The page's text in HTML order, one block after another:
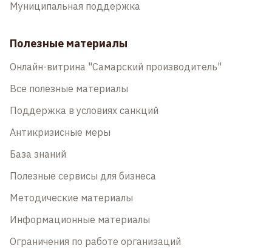
Муниципальная поддержка
Полезные материалы
Онлайн-витрина "Самарский производитель"
Все полезные материалы
Поддержка в условиях санкций
Антикризисные меры
База знаний
Полезные сервисы для бизнеса
Методические материалы
Информационные материалы
Ограничения по работе организаций